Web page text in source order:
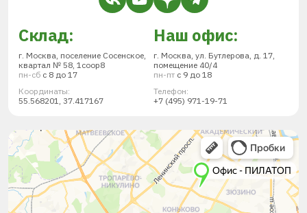
Склад:
г. Москва, поселение Сосенское,
квартал № 58, 1соор8
пн-сб с 8 до 17
Координаты:
55.568201, 37.417167
Наш офис:
г. Москва, ул. Бутлерова, д. 17,
помещение 40/4
пн-пт с 9 до 18
Телефон:
+7 (495) 971-19-71